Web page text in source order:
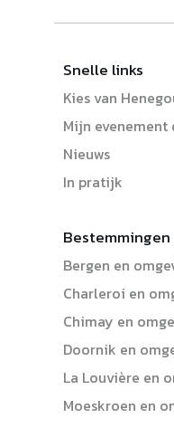
Snelle links
Kies van
Mijn evenement
Nieuws
In pratijk
Bestemmingen
Bergen en
Charleroi en
Chimay en
Doornik en
La Louvière en
Moeskroen en